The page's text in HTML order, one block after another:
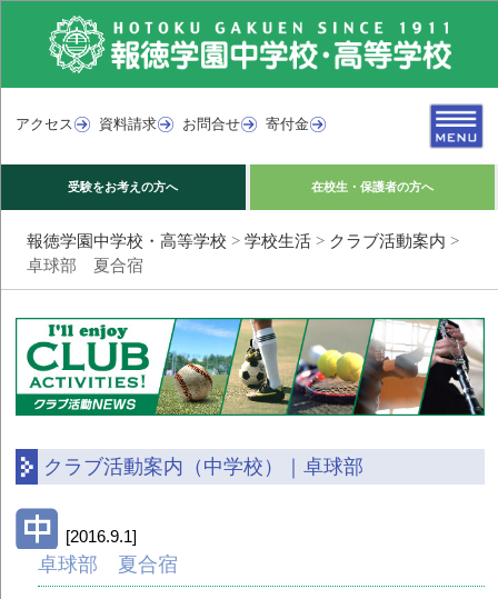
アクセス 資料請求 お問合せ 寄付金
受験をお考えの方へ 在校生・保護者の方へ
報徳学園中学校・高等学校 > 学校生活> クラブ活動案内 >
卓球部 夏合宿
クラブ活動案内（中学校）｜卓球部
[2016.9.1]
卓球部 夏合宿